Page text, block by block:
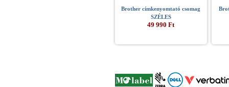
Brother címkenyomtató csomag
SZÉLES
49 990 Ft